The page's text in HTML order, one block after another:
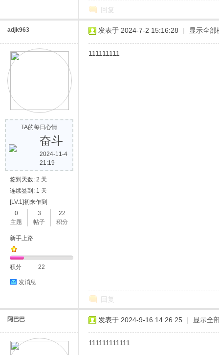
回复
adjk963
TA的每日心情
奋斗
2024-11-4
21:19
签到天数: 2 天
连续签到: 1 天
[LV.1]初来乍到
0
主题
3
帖子
22
积分
新手上路
积分 22
发消息
发表于 2024-7-2 15:16:28 | 显示全部
111111111
回复
阿巴巴 发表于 2024-9-16 14:26:25 | 显示全
111111111111